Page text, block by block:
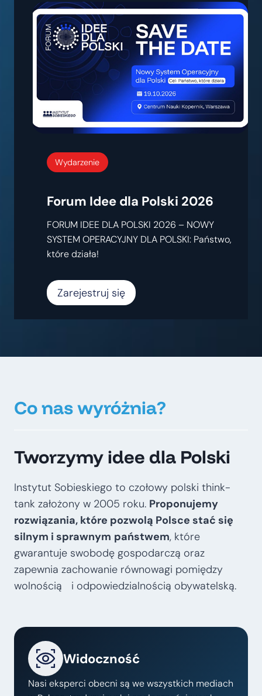
Wydarzenie
Forum Idee dla Polski 2026
FORUM IDEE DLA POLSKI 2026 – NOWY
SYSTEM OPERACYJNY DLA POLSKI: Państwo,
które działa!
Zarejestruj się
Co nas wyróżnia?
Tworzymy idee dla Polski
Instytut Sobieskiego to czołowy polski think-
tank założony w 2005 roku. Proponujemy
rozwiązania, które pozwolą Polsce stać się
silnym i sprawnym państwem, które
gwarantuje swobodę gospodarczą oraz
zapewnia zachowanie równowagi pomiędzy
wolnością i odpowiedzialnością obywatelską.
Widoczność
Nasi eksperci obecni są we wszystkich mediach